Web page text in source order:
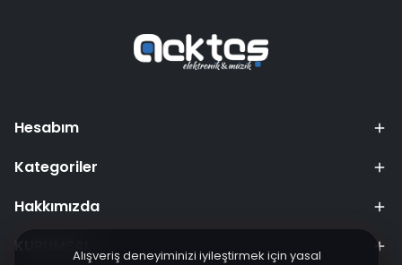
Alışveriş deneyiminizi iyileştirmek için yasal
Hesabım
Kategoriler
Hakkımızda
KURUMSAL